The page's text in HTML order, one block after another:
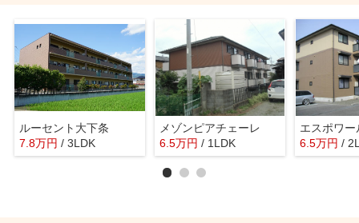
ルーセント大下条
7.8万円 / 3LDK
メゾンピアチェーレ
6.5万円 / 1LDK
エスポワー
6.5万円 /